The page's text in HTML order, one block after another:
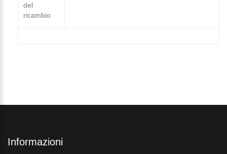
del
ricambio
Informazioni